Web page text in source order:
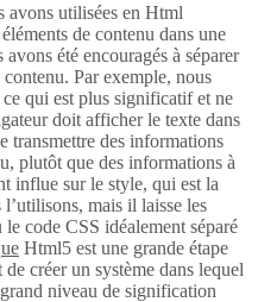
avons utilisées en Html
de contenu dans une
été encouragés à séparer
Par exemple, nous
ce qui est plus significatif et ne
doit afficher le texte dans
transmettre des informations
plutôt que des informations à
influe sur le style, qui est la
mais il laisse les
code CSS idéalement séparé
Html5 est une grande étape
créer un système dans lequel
niveau de signification